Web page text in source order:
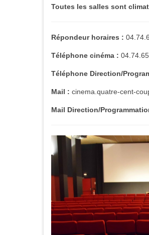
Toutes les salles sont
Répondeur horaires :
Téléphone cinéma :
Téléphone Direction/
Mail : cinema.quatre-cent-
Mail Direction/